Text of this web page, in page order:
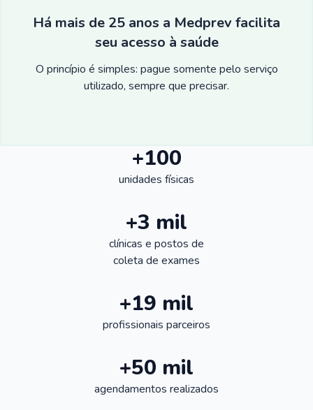
Há mais de 25 anos a Medprev facilita
seu acesso à saúde
O princípio é simples: pague somente pelo serviço
utilizado, sempre que precisar.
+100
unidades físicas
+3 mil
clínicas e postos de
coleta de exames
+19 mil
profissionais parceiros
+50 mil
agendamentos realizados